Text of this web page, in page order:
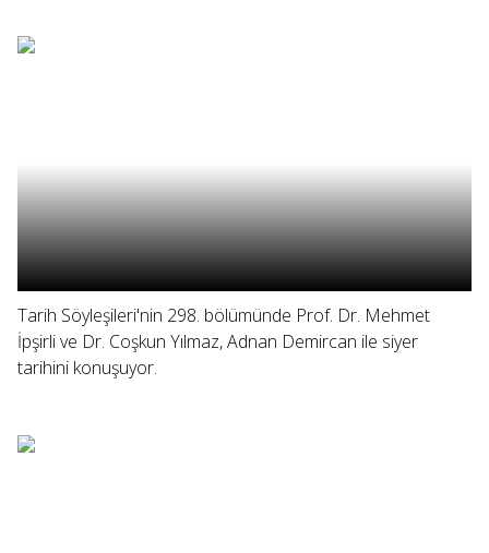
Tarih Söyleşileri'nin 298. bölümünde Prof. Dr. Mehmet
İpşirli ve Dr. Coşkun Yılmaz, Adnan Demircan ile siyer
tarihini konuşuyor.